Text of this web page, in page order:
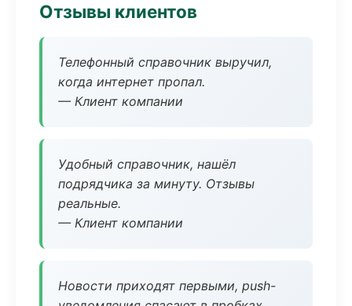
Отзывы клиентов
Телефонный справочник выручил,
когда интернет пропал.
— Клиент компании
Удобный справочник, нашёл
подрядчика за минуту. Отзывы
реальные.
— Клиент компании
Новости приходят первыми, push-